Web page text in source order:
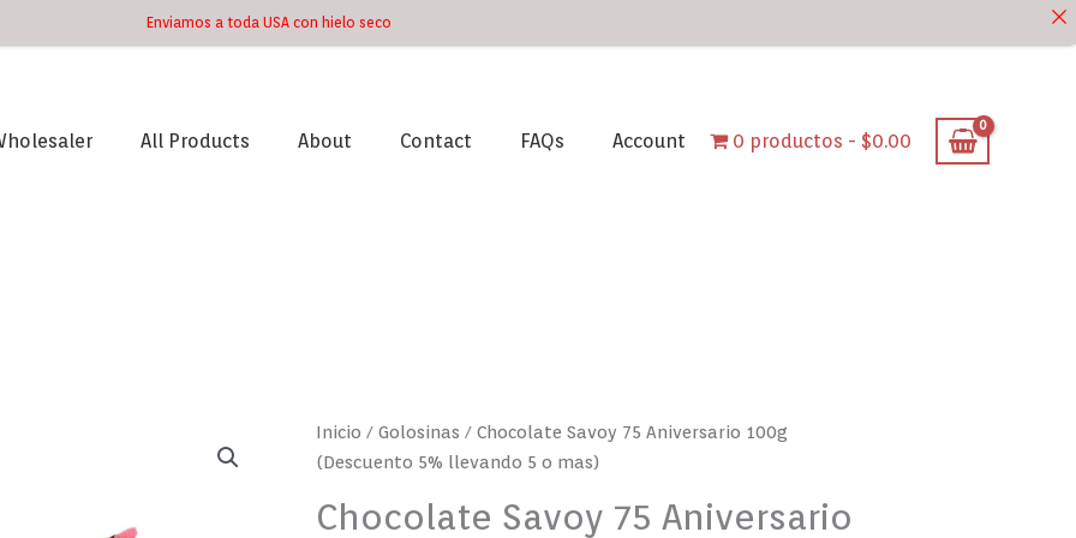
Enviamos a toda USA con hielo seco
All Products About Contact FAQs Account 0 productos $0.00
Inicio /Golosinas / Chocolate Savoy 75 Aniversario 100g
(Descuento 5% llevando 5 o mas)
Chocolate Savoy 75 Aniversario